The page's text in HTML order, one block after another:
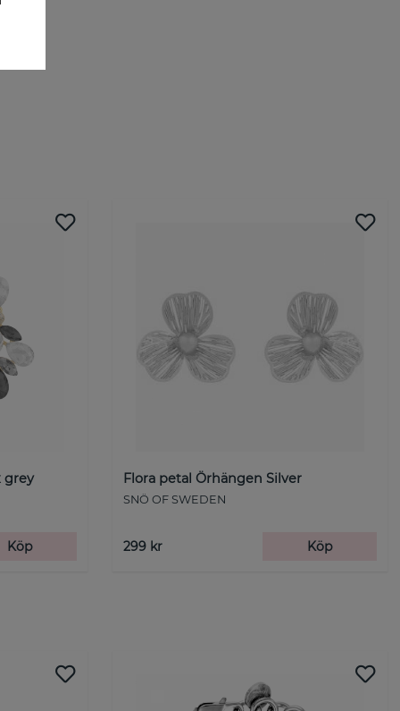
grey
Köp
Flora petal Örhängen Silver
SNÖ OF SWEDEN
299 kr Köp